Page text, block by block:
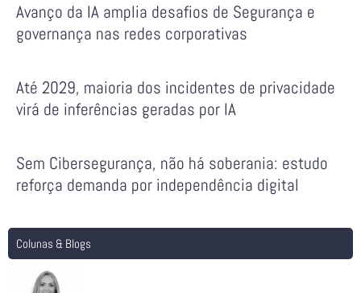
Avanço da IA amplia desafios de Segurança e
governança nas redes corporativas
Até 2029, maioria dos incidentes de privacidade
virá de inferências geradas por IA
Sem Cibersegurança, não há soberania: estudo
reforça demanda por independência digital
Colunas & Blogs